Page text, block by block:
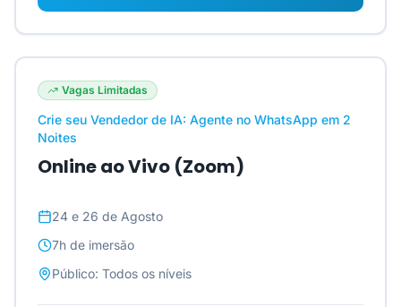
Vagas Limitadas
Crie seu Vendedor de IA: Agente no WhatsApp em 2
Noites
Online ao Vivo (Zoom)
24 e 26 de Agosto
7h de imersão
Público: Todos os níveis